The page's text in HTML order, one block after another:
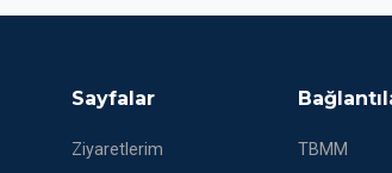
Sayfalar
Ziyaretlerim TBMM